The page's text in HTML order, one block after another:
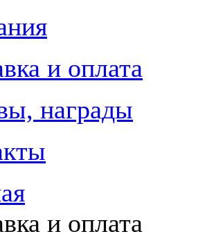
и оплата
награды
и оплата